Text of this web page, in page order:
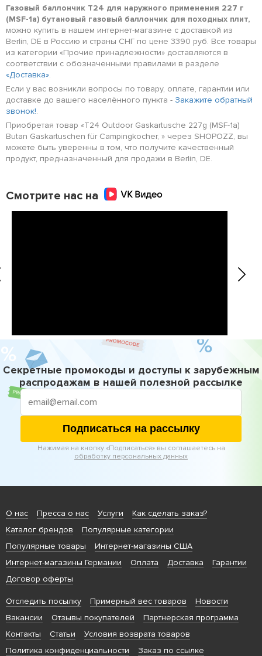
Газовый баллончик T24 для наружного применения 227 г
(MSF-1a) бутановый газовый баллончик для походных плит,
можно купить в нашем интернет-магазине с доставкой из
Berlin, DE в Россию и страны СНГ по цене 3390 руб. Все товары
из категории «Прочие принадлежности» доставляются в
соответствии с обозначенными правилами в разделе
«Доставка».
Если у вас возникли вопросы по товару, оплате, гарантии или
доставке до вашего населённого пункта - Закажите обратный
звонок!.
Приобретая товар «T24 Outdoor Gaskartusche 227g (MSF-1a)
Butan Gaskartuschen für Campingkocher, » через SHOPOZZ, вы
можете быть уверенны в том, что получите качественный
продукт, предназначенный для продажи в Berlin, DE.
Смотрите нас на
Секретные промокоды и доступы к зарубежным
распродажам в нашей полезной рассылке
Подписаться на рассылку
Нажимая на кнопку «Подписаться» вы соглашаетесь на
обработку персональных данных
О нас Пресса о нас Услуги
Как сделать заказ?
Каталог брендов
Популярные категории
Популярные товары
Интернет-магазины США
Интернет-магазины Германии
Оплата Доставка
Гарантии
Договор оферты
Отследить посылку Примерный вес товаров
Новости
Вакансии
Отзывы покупателей
Партнерская программа
Контакты
Статьи
Условия возврата товаров
Политика конфиденциальности
Заказ по ссылке